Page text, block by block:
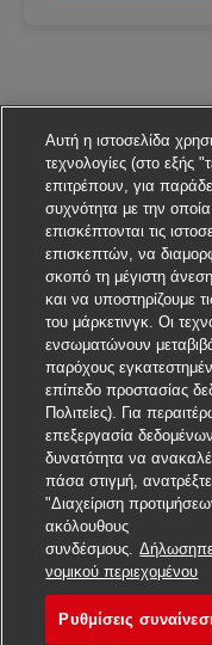
Υποβάλετε
Αυτή η ιστοσελίδα
τεχνολογίες (στο εξής
επιτρέπουν, για
συχνότητα με την
επισκέπτονται τις
επισκεπτών, να
σκοπό τη μέγιστη
και να υποστηρίζουμε
του μάρκετινγκ. Οι
ενσωματώνουν
παρόχους
επίπεδο προστασίας
Πολιτείες). Για
επεξεργασία
δυνατότητα να
πάσα στιγμή,
"Διαχείριση
ακόλουθους
συνδέσμους.
νομικού περιεχομένου
Ρυθμίσεις